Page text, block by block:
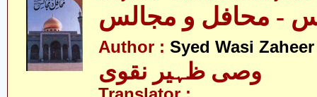
- محافل و مجالس
Author : Syed Wasi
وصی ظہیر نقوی